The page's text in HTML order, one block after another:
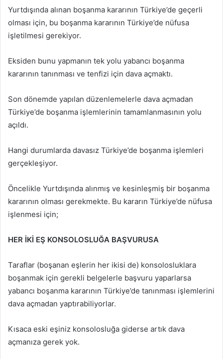
Yurtdışında alınan boşanma kararının Türkiye’de geçerli
olması için, bu boşanma kararının Türkiye’de nüfusa
işletilmesi gerekiyor.
Eksiden bunu yapmanın tek yolu yabancı boşanma
kararının tanınması ve tenfizi için dava açmaktı.
Son dönemde yapılan düzenlemelerle dava açmadan
Türkiye’de boşanma işlemlerinin tamamlanmasının yolu
açıldı.
Hangi durumlarda davasız Türkiye’de boşanma işlemleri
gerçekleşiyor.
Öncelikle Yurtdışında alınmış ve kesinleşmiş bir boşanma
kararının olması gerekmekte. Bu kararın Türkiye’de nüfusa
işlenmesi için;
HER İKİ EŞ KONSOLOSLUĞA BAŞVURUSA
Taraflar (boşanan eşlerin her ikisi de) konsolosluklara
boşanmak için gerekli belgelerle başvuru yaparlarsa
yabancı boşanma kararının Türkiye’de tanınması işlemlerini
dava açmadan yaptırabiliyorlar.
Kısaca eski eşiniz konsolosluğa giderse artık dava
açmanıza gerek yok.